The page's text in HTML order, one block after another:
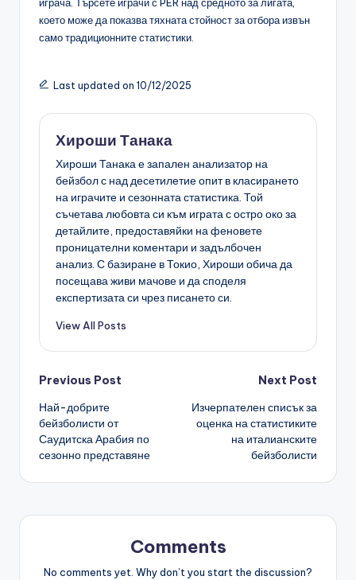
играча. Търсете играчи с PER над средното за лигата,
което може да показва тяхната стойност за отбора извън
само традиционните статистики.
Last updated on 10/12/2025
Хироши Танака
Хироши Танака е запален анализатор на
бейзбол с над десетилетие опит в класирането
на играчите и сезонната статистика. Той
съчетава любовта си към играта с остро око за
детайлите, предоставяйки на феновете
проницателни коментари и задълбочен
анализ. С базиране в Токио, Хироши обича да
посещава живи мачове и да споделя
експертизата си чрез писането си.
View All Posts
Post
navigation
Previous Post
Най-добрите
бейзболисти от
Саудитска Арабия по
сезонно представяне
Next Post
Изчерпателен списък за
оценка на статистиките
на италианските
бейзболисти
Comments
No comments yet. Why don’t you start the discussion?